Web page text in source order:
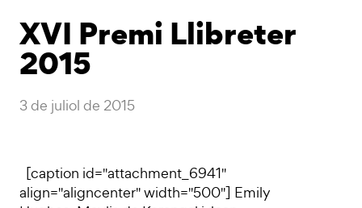
XVI Premi Llibreter
2015
3 de juliol de 2015
[caption id="attachment_6941"
align="aligncenter" width="500"] Emily